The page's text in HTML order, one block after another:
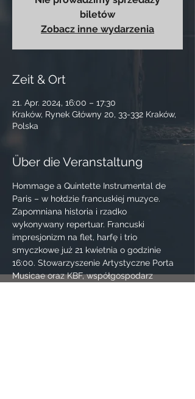
biletów
Zobacz inne wydarzenia
Zeit & Ort
21. Apr. 2024, 16:00 – 17:30
Kraków, Rynek Główny 20, 33-332 Kraków,
Polska
Über die Veranstaltung
Hommage a Quintette Instrumental de
Paris – w hołdzie francuskiej muzyce.
Zapomniana historia i rzadko
wykonywany repertuar. Francuski
impresjonizm na flet, harfę i trio
smyczkowe już 21 kwietnia o godzinie
16:00. Stowarzyszenie Artystyczne Porta
Musicae oraz KBF, współgospodarz